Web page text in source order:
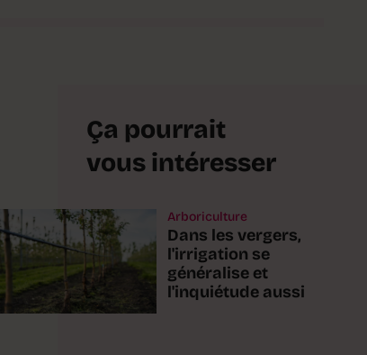
Ça pourrait
vous intéresser
Arboriculture
Dans les vergers,
l'irrigation se
généralise et
l'inquiétude aussi